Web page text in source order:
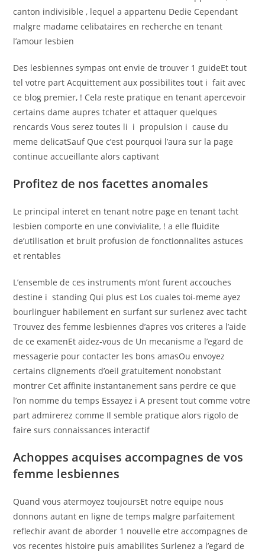
canton indivisible , lequel a appartenu Dedie Cependant
malgre madame celibataires en recherche en tenant
l’amour lesbien
Des lesbiennes sympas ont envie de trouver 1 guideEt tout
tel votre part Acquittement aux possibilites tout i fait avec
ce blog premier, ! Cela reste pratique en tenant apercevoir
certains dame aupres tchater et attaquer quelques
rencards Vous serez toutes li i propulsion i cause du
meme delicatSauf Que c’est pourquoi l’aura sur la page
continue accueillante alors captivant
Profitez de nos facettes anomales
Le principal interet en tenant notre page en tenant tacht
lesbien comporte en une convivialite, ! a elle fluidite
de’utilisation et bruit profusion de fonctionnalites astuces
et rentables
L’ensemble de ces instruments m’ont furent accouches
destine i standing Qui plus est Los cuales toi-meme ayez
bourlinguer habilement en surfant sur surlenez avec tacht
Trouvez des femme lesbiennes d’apres vos criteres a l’aide
de ce examenEt aidez-vous de Un mecanisme a l’egard de
messagerie pour contacter les bons amasOu envoyez
certains clignements d’oeil gratuitement nonobstant
montrer Cet affinite instantanement sans perdre ce que
l’on nomme du temps Essayez i A present tout comme votre
part admirerez comme Il semble pratique alors rigolo de
faire surs connaissances interactif
Achoppes acquises accompagnes de vos
femme lesbiennes
Quand vous atermoyez toujoursEt notre equipe nous
donnons autant en ligne de temps malgre parfaitement
reflechir avant de aborder 1 nouvelle etre accompagnes de
vos recentes histoire puis amabilites Surlenez a l’egard de